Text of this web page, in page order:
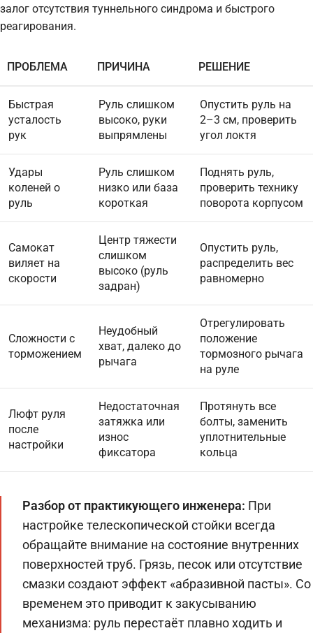
залог отсутствия туннельного синдрома и быстрого
реагирования.
ПРОБЛЕМА ПРИЧИНА РЕШЕНИЕ
Быстрая
усталость
рук
Руль слишком
высоко, руки
выпрямлены
Опустить руль на
2–3 см, проверить
угол локтя
Удары
коленей о
руль
Руль слишком
низко или база
короткая
Поднять руль,
проверить технику
поворота корпусом
Самокат
виляет на
скорости
Центр тяжести
слишком
высоко (руль
задран)
Опустить руль,
распределить вес
равномерно
Сложности с
торможением
Неудобный
хват, далеко до
рычага
Отрегулировать
положение
тормозного рычага
на руле
Люфт руля
после
настройки
Недостаточная
затяжка или
износ
фиксатора
Протянуть все
болты, заменить
уплотнительные
кольца
Разбор от практикующего инженера: При
настройке телескопической стойки всегда
обращайте внимание на состояние внутренних
поверхностей труб. Грязь, песок или отсутствие
смазки создают эффект «абразивной пасты». Со
временем это приводит к закусыванию
механизма: руль перестаёт плавно ходить и